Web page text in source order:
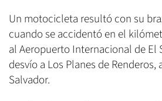
Un motocicleta resultó con su
cuando se accidentó en el
al Aeropuerto Internacional de El
desvío a Los Planes de Renderos,
Salvador.